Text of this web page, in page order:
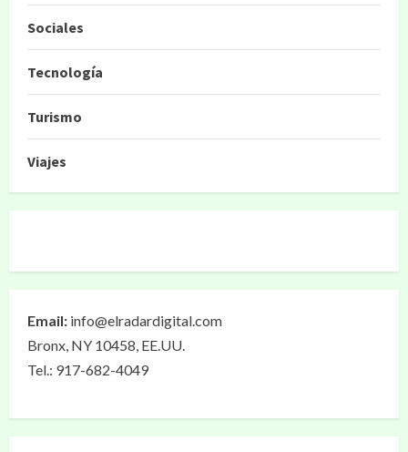
Sociales
Tecnología
Turismo
Viajes
Email: info@elradardigital.com
Bronx, NY 10458, EE.UU.
Tel.: 917-682-4049